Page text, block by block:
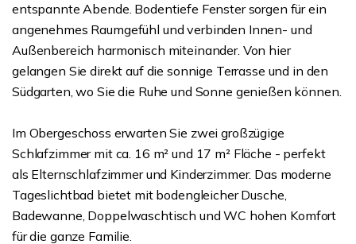
entspannte Abende. Bodentiefe Fenster sorgen für ein
angenehmes Raumgefühl und verbinden Innen- und
Außenbereich harmonisch miteinander. Von hier
gelangen Sie direkt auf die sonnige Terrasse und in den
Südgarten, wo Sie die Ruhe und Sonne genießen können.
Im Obergeschoss erwarten Sie zwei großzügige
Schlafzimmer mit ca. 16 m² und 17 m² Fläche - perfekt
als Elternschlafzimmer und Kinderzimmer. Das moderne
Tageslichtbad bietet mit bodengleicher Dusche,
Badewanne, Doppelwaschtisch und WC hohen Komfort
für die ganze Familie.